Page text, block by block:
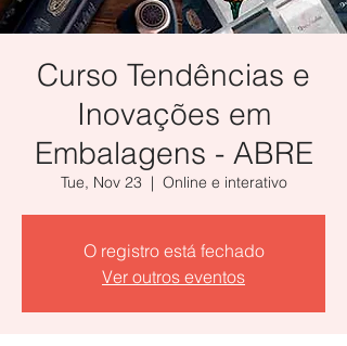
Curso Tendências e
Inovações em
Embalagens - ABRE
Tue, Nov 23
  |
Online e interativo
O registro está fechado
Ver outros eventos